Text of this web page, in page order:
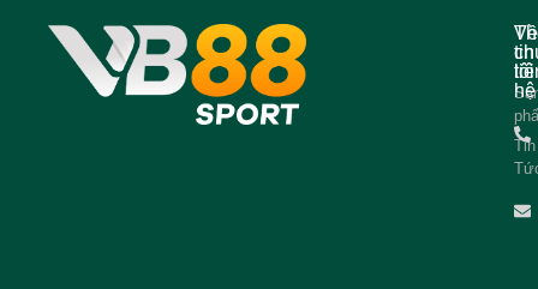
Về
tôi
Tin
tin
hệ